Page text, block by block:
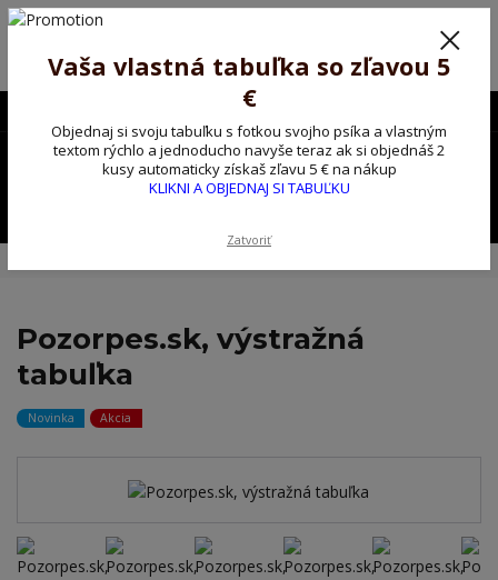
Poprosíme ctených zákazníkov o trpezlivosť, v tomto období máme
Preto sme Vám pripravili malý darček ako ospravedlnenie.
!!! ZĽAVA 5€ na PRVÚ objednávku nad 30€ s kódom pozorpes5 !!!
0,00 EUR
Pozorpes.sk, výstražná
tabuľka
Novinka Akcia
Vaša vlastná tabuľka so zľavou 5
€
Objednaj si svoju tabuľku s fotkou svojho psíka a vlastným
textom rýchlo a jednoducho navyše teraz ak si objednáš 2
kusy automaticky získaš zľavu 5 € na nákup
KLIKNI A OBJEDNAJ SI TABUĽKU
Zatvoriť